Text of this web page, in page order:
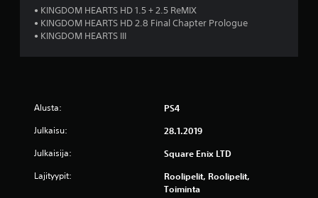
d
• KINGDOM HEARTS HD 1.5 + 2.5 ReMIX
• KINGDOM HEARTS HD 2.8 Final Chapter Prologue
• KINGDOM HEARTS III
Alusta: PS4
Julkaisu: 28.1.2019
Julkaisija: Square Enix LTD
Lajityypit:
Roolipelit, Roolipelit,
Toiminta